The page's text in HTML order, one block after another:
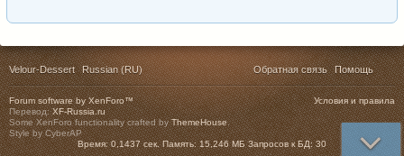
Velour-Dessert Russian (RU) Обратная связь Помощь
Условия и правила
Forum software by XenForo™
Перевод:XF-Russia.ru
Some XenForo functionality crafted byThemeHouse.
Style by CyberAP
Время: 0,1437 сек. Память: 15,246 МБ Запросов к БД: 30